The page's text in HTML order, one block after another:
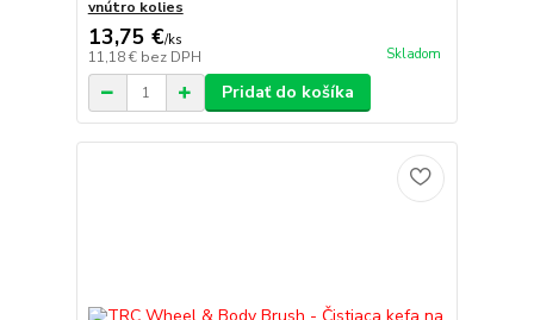
vnútro kolies
13,75 €/ks
11,18 € bez DPH Skladom
Pridať do košíka